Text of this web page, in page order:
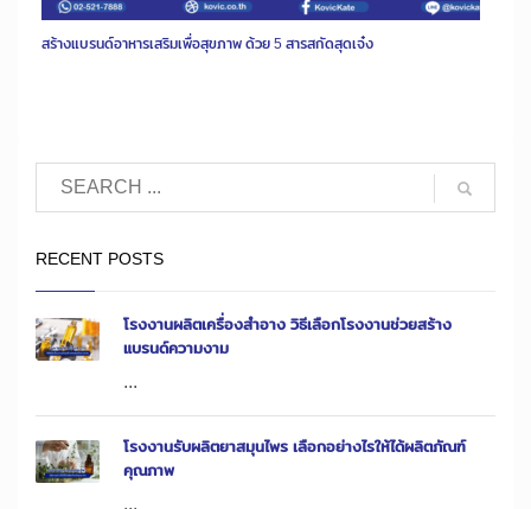
สร้างแบรนด์อาหารเสริมเพื่อสุขภาพ ด้วย 5 สารสกัดสุดเจ๋ง
RECENT POSTS
โรงงานผลิตเครื่องสำอาง วิธีเลือกโรงงานช่วยสร้าง
แบรนด์ความงาม
...
โรงงานรับผลิตยาสมุนไพร เลือกอย่างไรให้ได้ผลิตภัณฑ์
คุณภาพ